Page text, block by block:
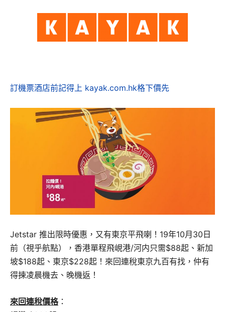
訂機票酒店前記得上 kayak.com.hk格下價先
Jetstar 推出限時優惠，又有東京平飛喇！19年10月30日
前（視乎航點），香港單程飛峴港/河内只需$88起、新加
坡$188起、東京$228起！來回連稅東京九百有找，仲有
得揀凌晨機去、晚機返！
來回連稅價格：